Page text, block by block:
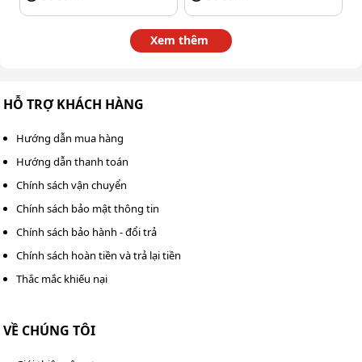
Xoay núm điều chỉnh nhiệt độ ép cho phù hợp
Bước 3: Đặt tài liệu cần ép vào giữa hai lớp màng ép,
rồi đặt màng ép vào khay nạp giấy của máy. Máy sẽ
tự động kéo màng ép qua các con lăn nhiệt. Lưu ý:
Đặt tài liệu vào giữa màng ép sao cho cân đối, tránh
Xem thêm
HỖ TRỢ KHÁCH HÀNG
Hướng dẫn mua hàng
Hướng dẫn thanh toán
Chính sách vận chuyển
Chính sách bảo mật thông tin
Chính sách bảo hành - đổi trả
Chính sách hoàn tiền và trả lại tiền
Thắc mắc khiếu nại
VỀ CHÚNG TÔI